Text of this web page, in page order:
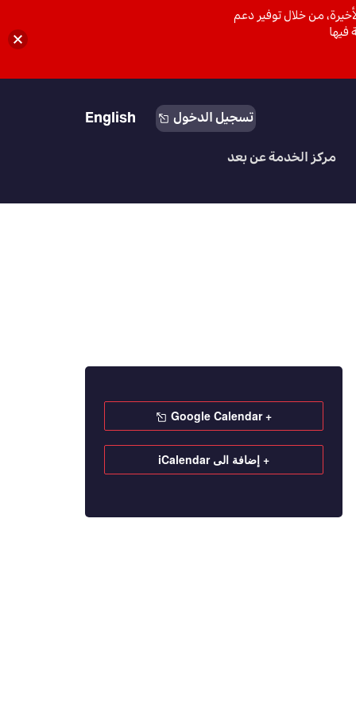
تسجيل الدخول English
مركز الخدمة عن بعد
+ Google Calendar
+ إضافة الى iCalendar
من خلال توفير دعم